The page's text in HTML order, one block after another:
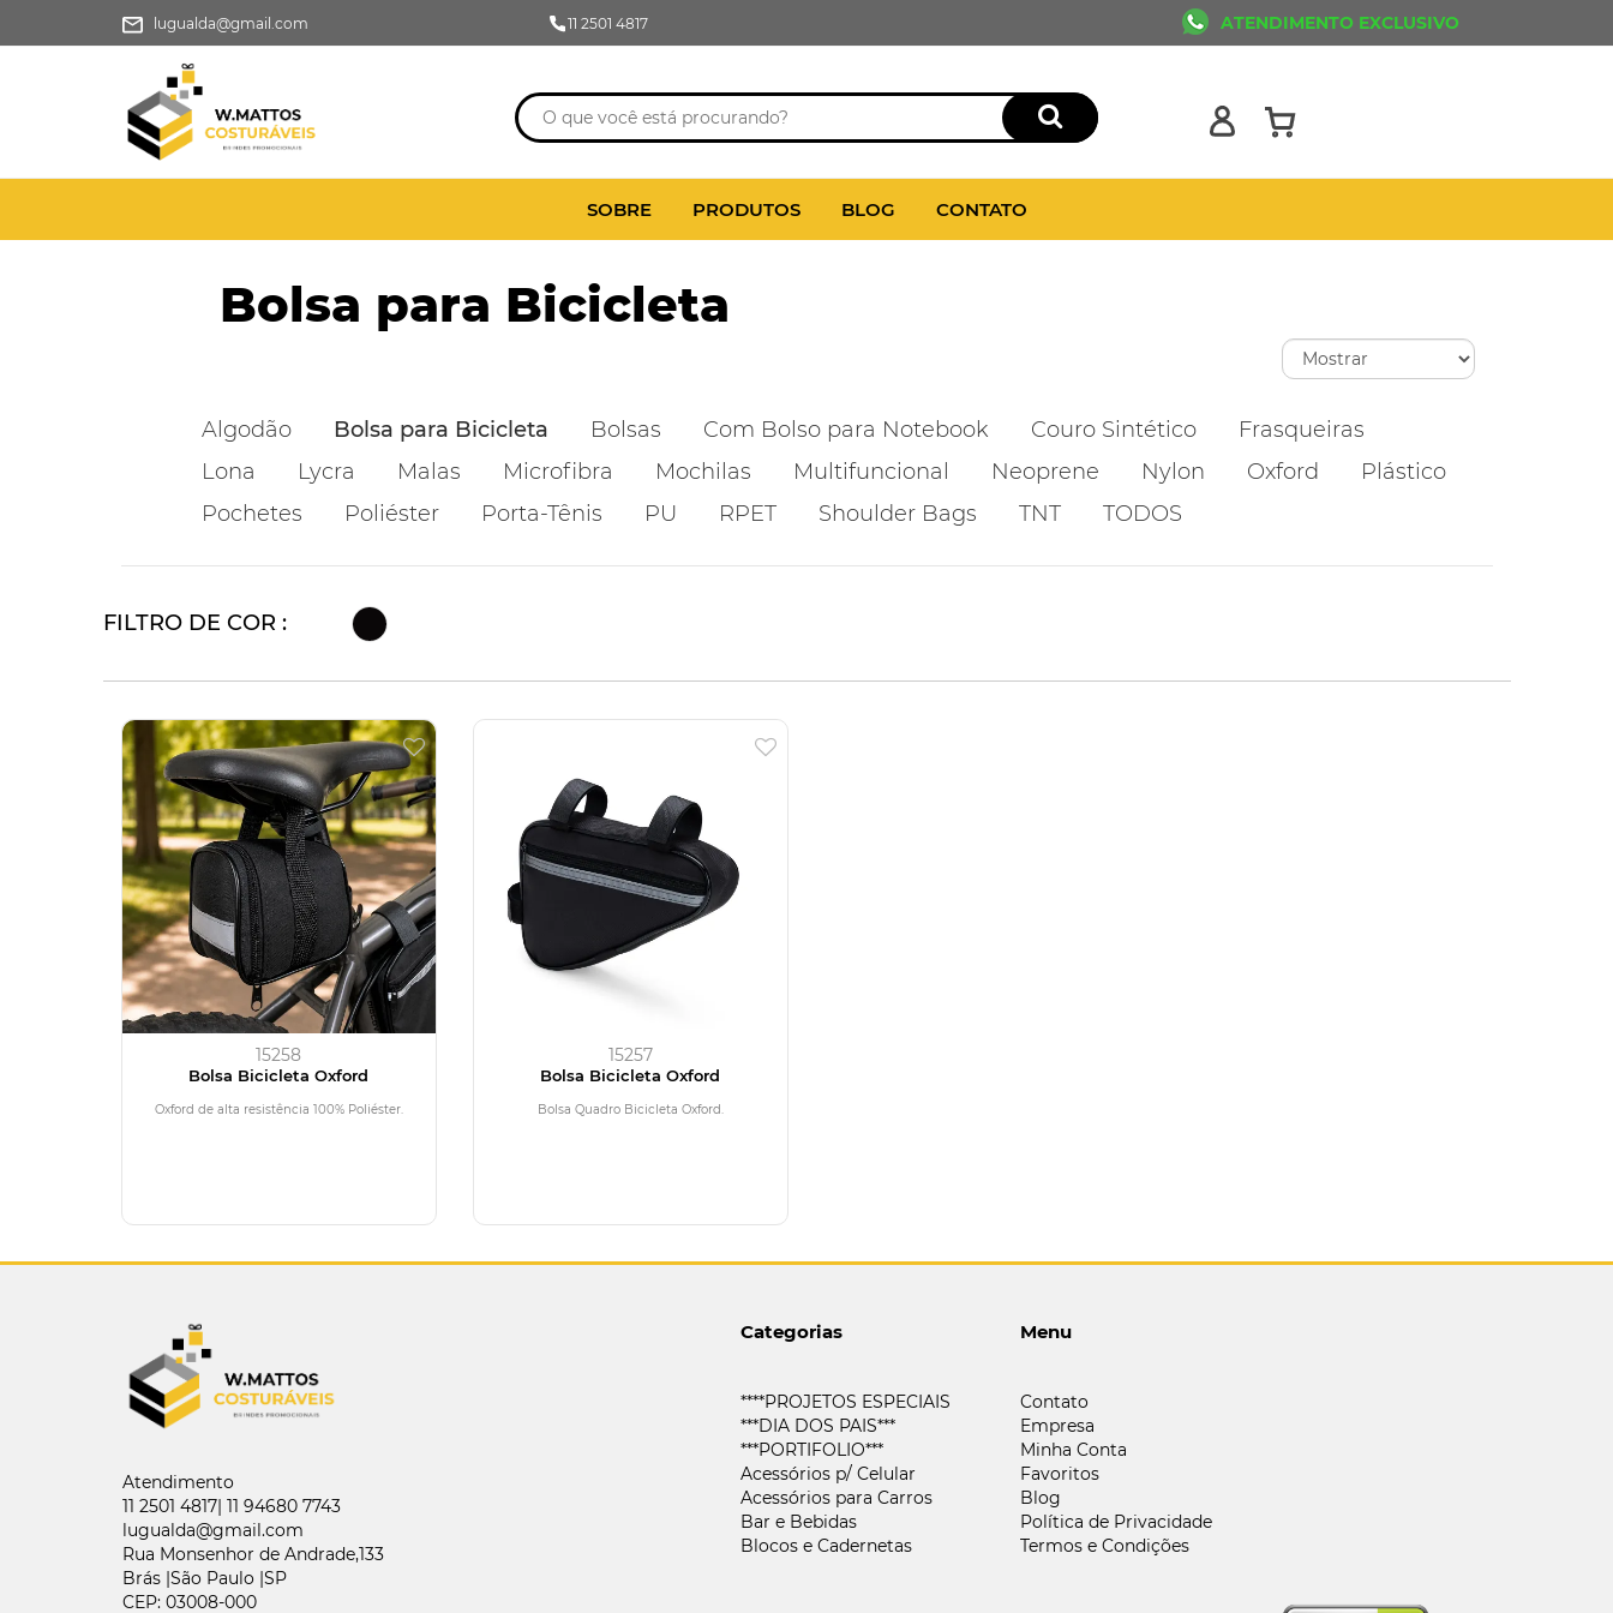
lugualda@gmail.com 11 2501 4817 ATENDIMENTO EXCLUSIVO
SOBRE PRODUTOS BLOG CONTATO
Bolsa para Bicicleta
Algodão Bolsa para Bicicleta Bolsas Com Bolso para Notebook Couro Sintético
Frasqueiras
Lona
Lycra Malas Microfibra Mochilas Multifuncional Neoprene Nylon Oxford
Plástico
Pochetes
Poliéster Porta-Tênis PU RPET Shoulder Bags TNT TODOS
FILTRO DE COR :
15258
Bolsa Bicicleta Oxford
Oxford de alta resistência 100% Poliéster.
15257
Bolsa Bicicleta Oxford
Bolsa Quadro Bicicleta Oxford.
Atendimento
11 2501 4817| 11 94680 7743
lugualda@gmail.com
Rua Monsenhor de Andrade,133
Brás |São Paulo |SP
CEP: 03008-000
Categorias
****PROJETOS ESPECIAIS
***DIA DOS PAIS***
***PORTIFOLIO***
Acessórios p/ Celular
Acessórios para Carros
Bar e Bebidas
Blocos e Cadernetas
Menu
Contato
Empresa
Minha Conta
Favoritos
Blog
Política de Privacidade
Termos e Condições